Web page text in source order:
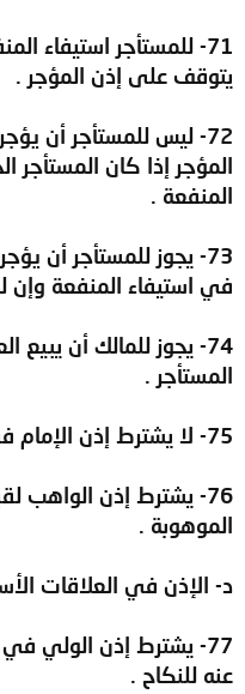
71- للمستأجر استيفاء
يتوقف على إذن المؤجر .
72- ليس للمستأجر أن
المؤجر إذا كان المستأجر
المنفعة .
73- يجوز للمستأجر أن
في استيفاء المنفعة وإن
74- يجوز للمالك أن يبيع
المستأجر .
75- لا يشترط إذن الإمام في إحياء الموات .
76- يشترط إذن الواهب
الموهوبة .
د- الإذن في العلاقات
77- يشترط إذن الولي
عنه للنكاح .